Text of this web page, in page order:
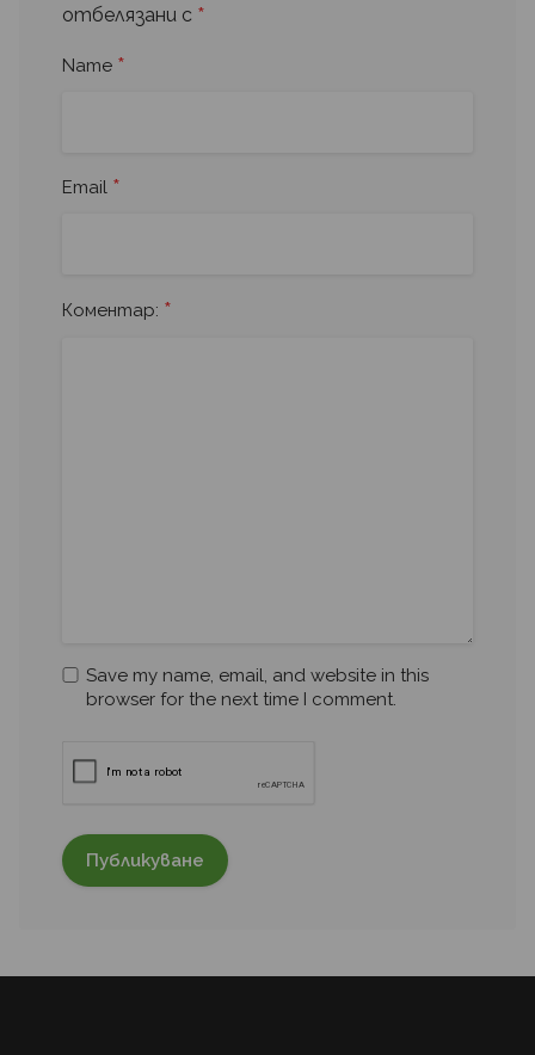
отбелязани с *
Name *
Email *
Коментар: *
Save my name, email, and website in this
browser for the next time I comment.